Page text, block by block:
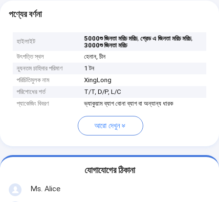
পণ্যের বর্ণনা
হাইলাইট 5000শু জিনতা মরিচ মরিচ,গ্রেড এ জিনতা মরিচ মরিচ,
3000শু জিনতা মরিচ
উৎপত্তি স্থল
হেনান, চীন
ন্যূনতম চাহিদার পরিমাণ
1 টন
পরিচিতিমুলক নাম
XingLong
পরিশোধের শর্ত
T/T, D/P, L/C
প্যাকেজিং বিবরণ
ভ্যাকুয়াম ব্যাগ বোনা ব্যাগ বা অন্যান্য ধারক
আরো দেখুন
যোগাযোগের ঠিকানা
Ms. Alice